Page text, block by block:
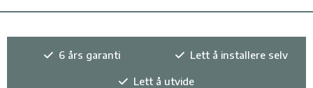
6 års garanti Lett å installere selv
Lett å utvide